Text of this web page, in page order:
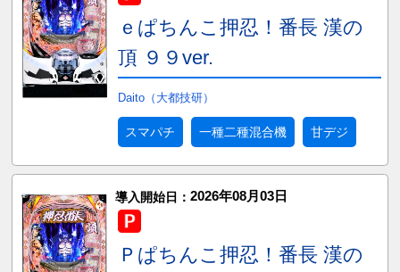
ｅぱちんこ押忍！番長 漢の
頂 ９９ver.
Daito（大都技研）
スマパチ 一種二種混合機 甘デジ
導入開始日： 2026年08月03日
Ｐぱちんこ押忍！番長 漢の